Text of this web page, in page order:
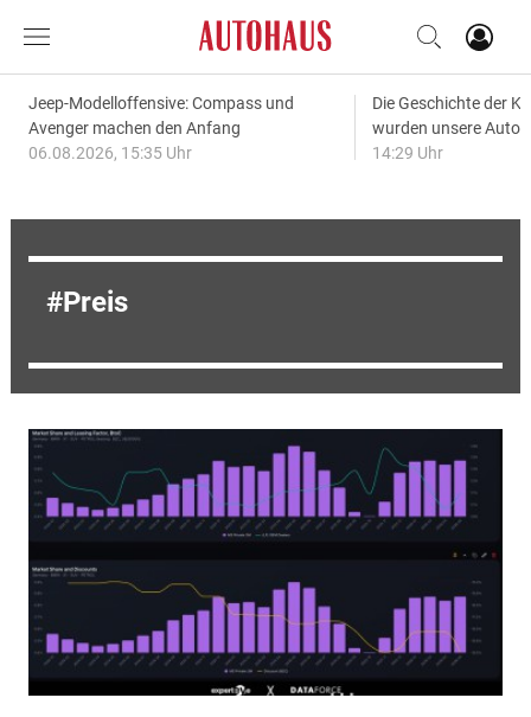
Jeep-Modelloffensive: Compass und
Avenger machen den Anfang
06.08.2026, 15:35 Uhr
Die Geschichte der
wurden unsere
14:29 Uhr
Preis